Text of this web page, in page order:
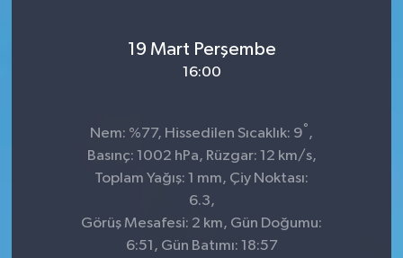
19 Mart Perşembe
16:00
Nem: %77, Hissedilen Sıcaklık: 9° ,
Basınç: 1002 hPa, Rüzgar: 12 km/s,
Toplam Yağış: 1 mm, Çiy Noktası:
6.3,
Görüş Mesafesi: 2 km, Gün Doğumu:
6:51, Gün Batımı: 18:57
POLİTİKA